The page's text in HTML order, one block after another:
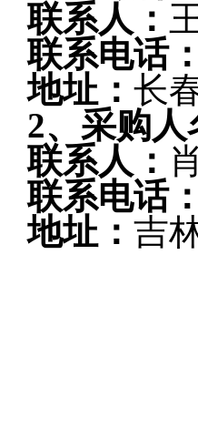
联系人：
联系电话：
地址： 长
2、采购人
联系人：
联系电话：
地址： 吉